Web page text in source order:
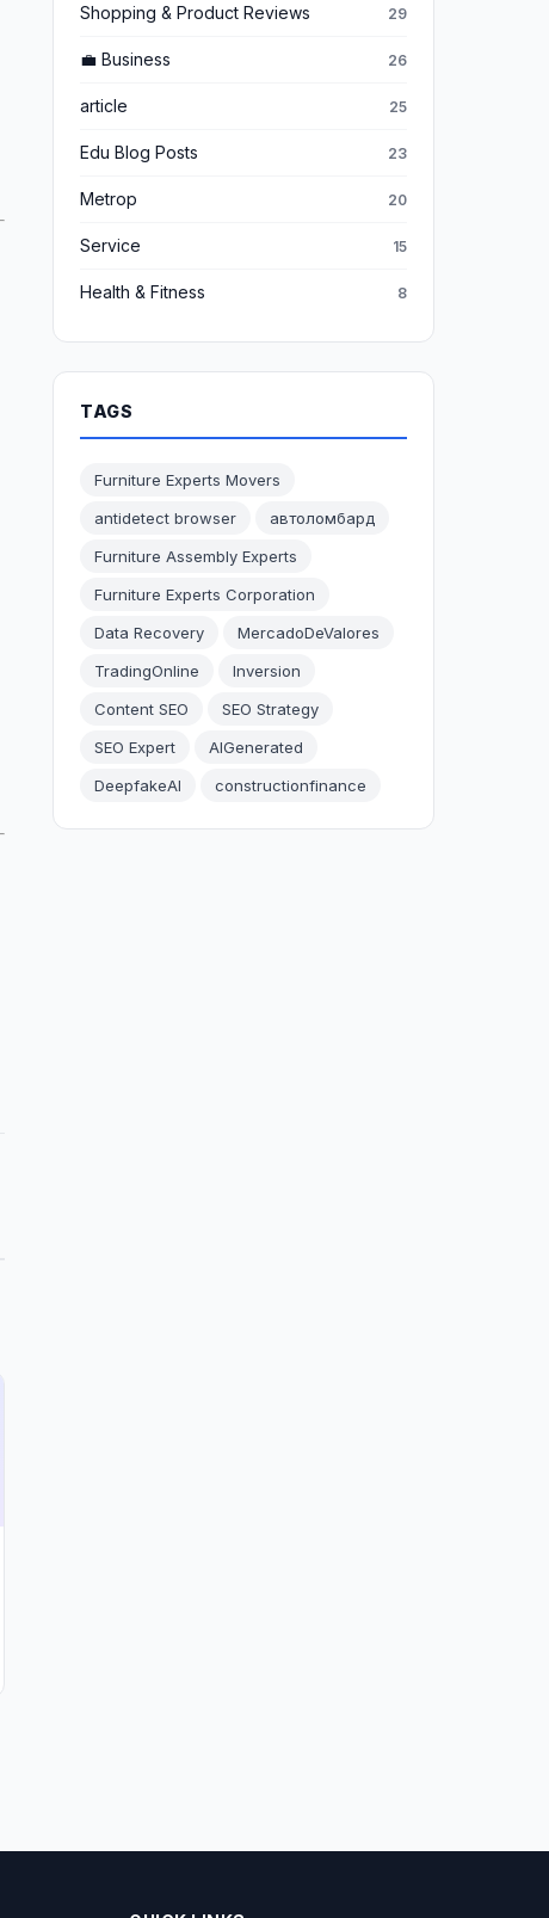
Shopping & Product Reviews 29
💼 Business 26
article 25
Edu Blog Posts 23
Metrop 20
Service 15
Health & Fitness 8
TAGS
Furniture Experts Movers
antidetect browser
автоломбард
Furniture Assembly Experts
Furniture Experts Corporation
Data Recovery
MercadoDeValores
TradingOnline
Inversion
Content SEO
SEO Strategy
SEO Expert
AIGenerated
DeepfakeAI
constructionfinance